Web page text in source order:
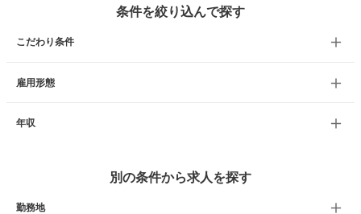
条件を絞り込んで探す
こだわり条件
雇用形態
年収
別の条件から求人を探す
勤務地